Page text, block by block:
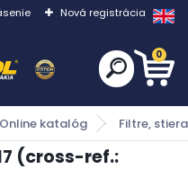
Nová registrácia
0
Online katalóg Filtre,
(cross-ref.: